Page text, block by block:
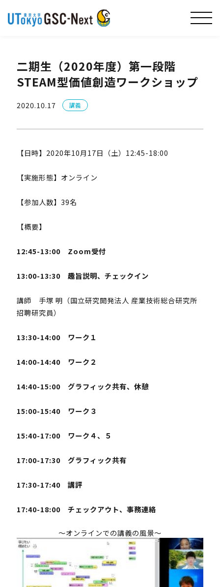
二期生（2020年度）第一段階
STEAM型価値創造ワークショップ
2020.10.17 講義
【日時】2020年10月17日（土）12:45-18:00
【実施形態】オンライン
【参加人数】39名
【概要】
12:45-13:00 Zoom受付
13:00-13:30 趣旨説明、チェックイン
講師 手塚 明（国⽴研究開発法⼈ 産業技術総合研究所
招聘研究員）
13:30-14:00 ワーク１
14:00-14:40 ワーク２
14:40-15:00 グラフィック共有、休憩
15:00-15:40 ワーク３
15:40-17:00 ワーク４、５
17:00-17:30 グラフィック共有
17:30-17:40 講評
17:40-18:00 チェックアウト、事務連絡
～オンラインでの講義の風景～